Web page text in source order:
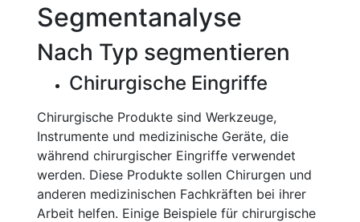
Segmentanalyse
Nach Typ segmentieren
Chirurgische Eingriffe
Chirurgische Produkte sind Werkzeuge,
Instrumente und medizinische Geräte, die
während chirurgischer Eingriffe verwendet
werden. Diese Produkte sollen Chirurgen und
anderen medizinischen Fachkräften bei ihrer
Arbeit helfen. Einige Beispiele für chirurgische